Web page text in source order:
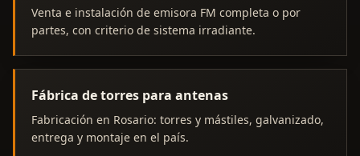
Venta e instalación de emisora FM completa o por
partes, con criterio de sistema irradiante.
Fábrica de torres para antenas
Fabricación en Rosario: torres y mástiles, galvanizado,
entrega y montaje en el país.